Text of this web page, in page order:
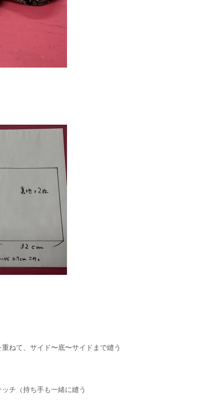
ねて、サイド〜底〜サイドまで縫う
チ（持ち手も一緒に縫う